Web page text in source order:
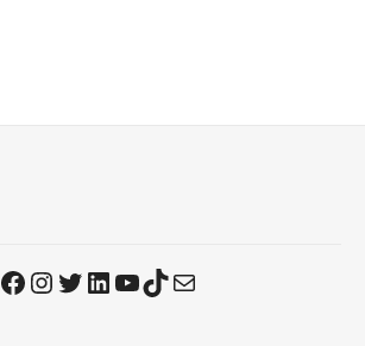
Facebook
Instagram
Twitter
LinkedIn
YouTube
TikTok
Mail